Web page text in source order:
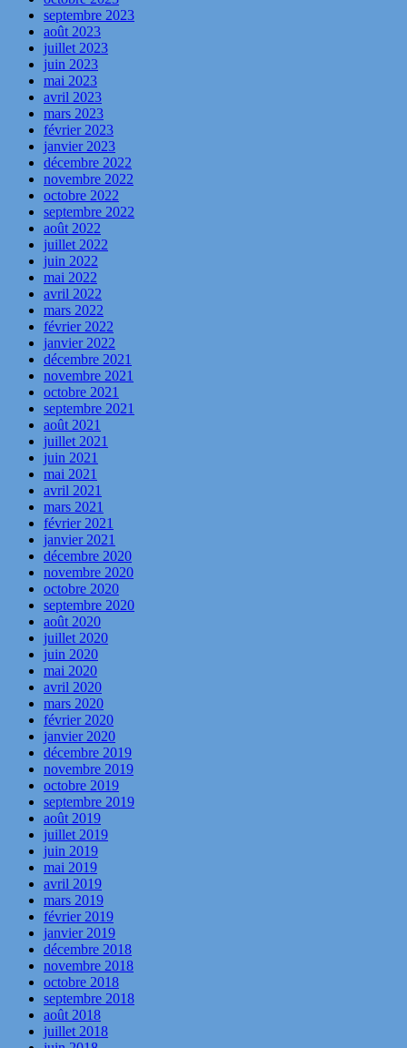
septembre 2023
août 2023
juillet 2023
juin 2023
mai 2023
avril 2023
mars 2023
février 2023
janvier 2023
décembre 2022
novembre 2022
octobre 2022
septembre 2022
août 2022
juillet 2022
juin 2022
mai 2022
avril 2022
mars 2022
février 2022
janvier 2022
décembre 2021
novembre 2021
octobre 2021
septembre 2021
août 2021
juillet 2021
juin 2021
mai 2021
avril 2021
mars 2021
février 2021
janvier 2021
décembre 2020
novembre 2020
octobre 2020
septembre 2020
août 2020
juillet 2020
juin 2020
mai 2020
avril 2020
mars 2020
février 2020
janvier 2020
décembre 2019
novembre 2019
octobre 2019
septembre 2019
août 2019
juillet 2019
juin 2019
mai 2019
avril 2019
mars 2019
février 2019
janvier 2019
décembre 2018
novembre 2018
octobre 2018
septembre 2018
août 2018
juillet 2018